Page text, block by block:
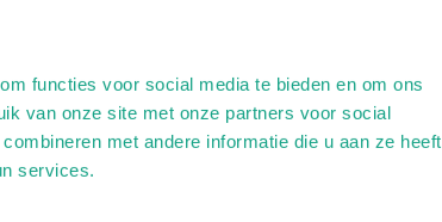
functies voor social media te bieden en om ons
van onze site met onze partners voor social
met andere informatie die u aan ze heeft
services.